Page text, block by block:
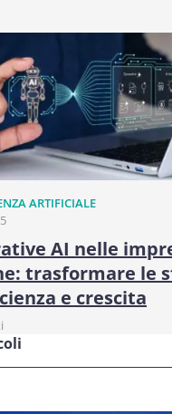
ARTIFICIALE
AI nelle
trasformare le
e crescita